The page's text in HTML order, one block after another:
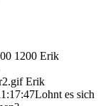
1200 Erik
Erik
Lohnt es sich